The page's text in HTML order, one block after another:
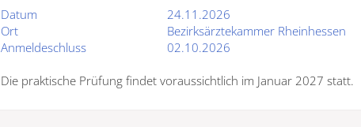
Datum
24.11.2026
Ort
Bezirksärztekammer Rheinhessen
Anmeldeschluss
02.10.2026
Die praktische Prüfung findet voraussichtlich im Januar 2027 statt.